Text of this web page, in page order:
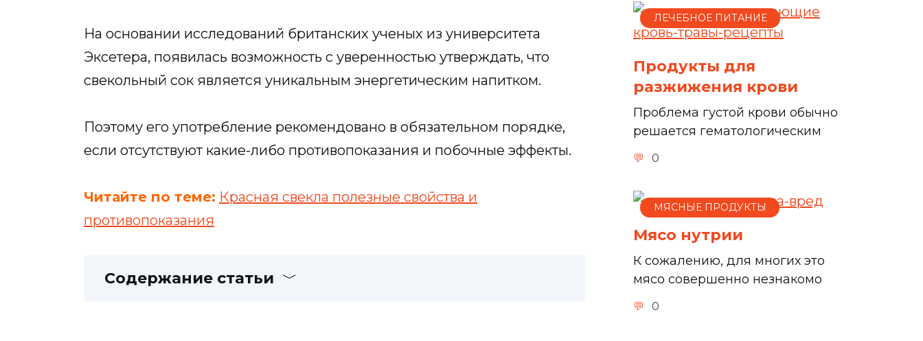
На основании исследований британских ученых из университета
Эксетера, появилась возможность с уверенностью утверждать, что
свекольный сок является уникальным энергетическим напитком.
Поэтому его употребление рекомендовано в обязательном порядке,
если отсутствуют какие-либо противопоказания и побочные эффекты.
Читайте по теме: Красная свекла полезные свойства и
противопоказания
Содержание статьи
ЛЕЧЕБНОЕ ПИТАНИЕ
Продукты для
разжижения крови
Проблема густой крови обычно
решается гематологическим
0
МЯСНЫЕ ПРОДУКТЫ
Мясо нутрии
К сожалению, для многих это
мясо совершенно незнакомо
0